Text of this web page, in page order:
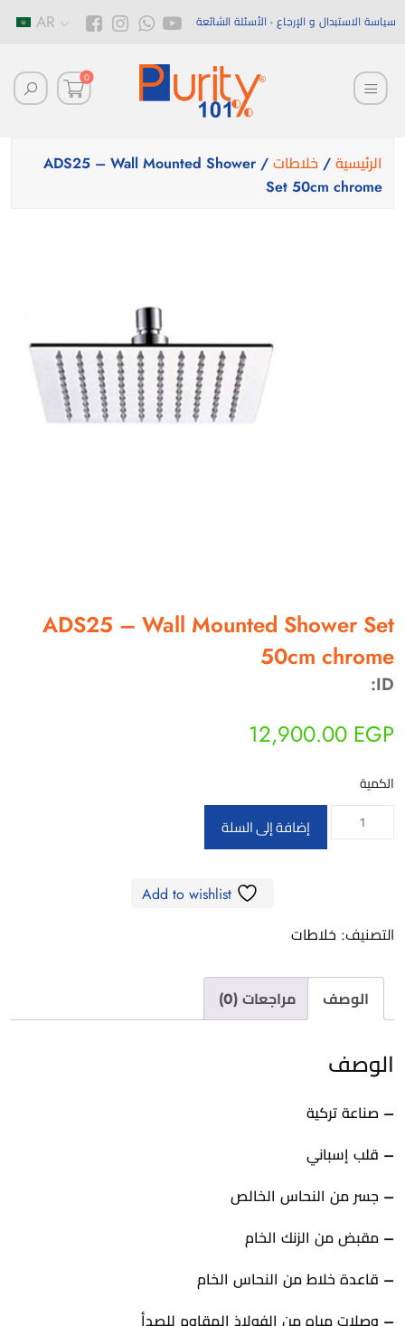
AR سياسة الاستبدال و الإرجاع الأسئلة الشائعة
0
الرئيسية / خلاطات
/ ADS25 – Wall Mounted Shower
Set 50cm chrome
ADS25 – Wall Mounted Shower Set
50cm chrome
ID:
12,900.00 EGP
الكمية
كمية
Mounted
Set
50cm
إضافة إلى السلة
Add to wishlist
التصنيف: خلاطات
الوصف مراجعات (0)
الوصف
– صناعة تركية
– قلب إسباني
– جسر من النحاس الخالص
– مقبض من الزنك الخام
– قاعدة خلاط من النحاس الخام
– وصلات مياه من الفولاذ المقاوم للصدأ
ارسل رسالة